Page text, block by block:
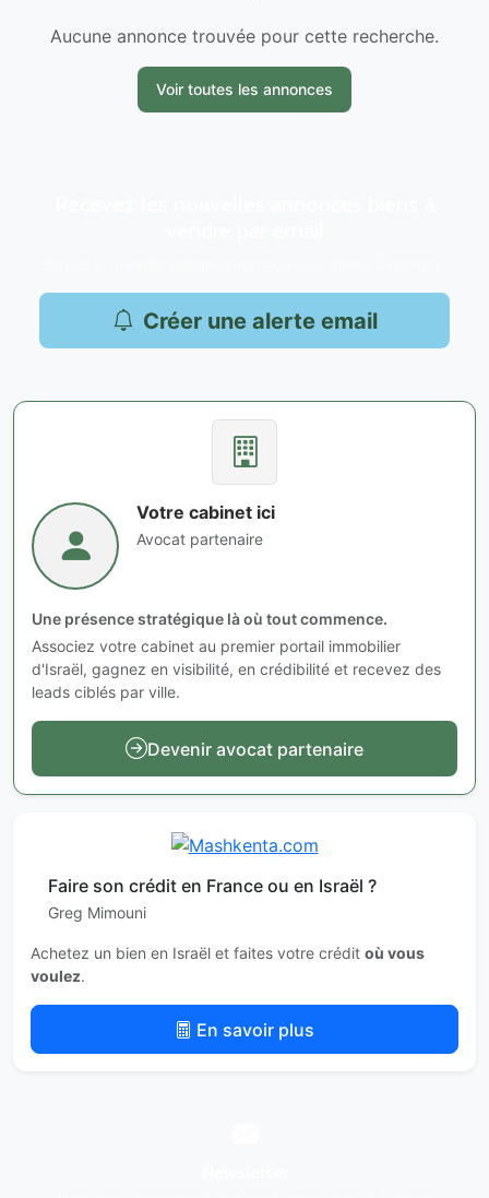
Aucune annonce trouvée pour cette recherche.
Voir toutes les annonces
Créer une alerte email
Votre cabinet ici
Avocat partenaire
Une présence stratégique là où tout commence.
Associez votre cabinet au premier portail immobilier
d'Israël, gagnez en visibilité, en crédibilité et recevez des
leads ciblés par ville.
Devenir avocat partenaire
Faire son crédit en France ou en Israël ?
Greg Mimouni
Achetez un bien en Israël et faites votre crédit où vous
voulez.
En savoir plus